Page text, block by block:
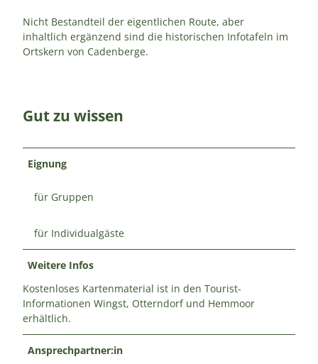
Nicht Bestandteil der eigentlichen Route, aber
inhaltlich ergänzend sind die historischen Infotafeln im
Ortskern von Cadenberge.
Gut zu wissen
Eignung
für Gruppen
für Individualgäste
Weitere Infos
Kostenloses Kartenmaterial ist in den Tourist-
Informationen Wingst, Otterndorf und Hemmoor
erhältlich.
Ansprechpartner:in